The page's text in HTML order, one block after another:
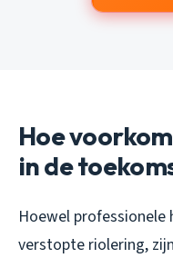
Hoe
in de
Hoewel professionele
verstopte riolering,